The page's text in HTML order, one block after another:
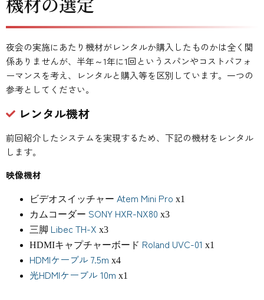
夜会の実施にあたり機材がレンタルか購入したものかは全く関
係ありませんが、半年～1年に1回というスパンやコストパフォ
ーマンスを考え、レンタルと購入等を区別しています。一つの
参考としてください。
レンタル機材
前回紹介したシステムを実現するため、下記の機材をレンタル
します。
映像機材
ビデオスイッチャー Atem Mini Pro x1
カムコーダー SONY HXR-NX80 x3
三脚 Libec TH-X x3
HDMIキャプチャーボード Roland UVC-01 x1
HDMIケーブル 7.5m x4
光HDMIケーブル 10m x1